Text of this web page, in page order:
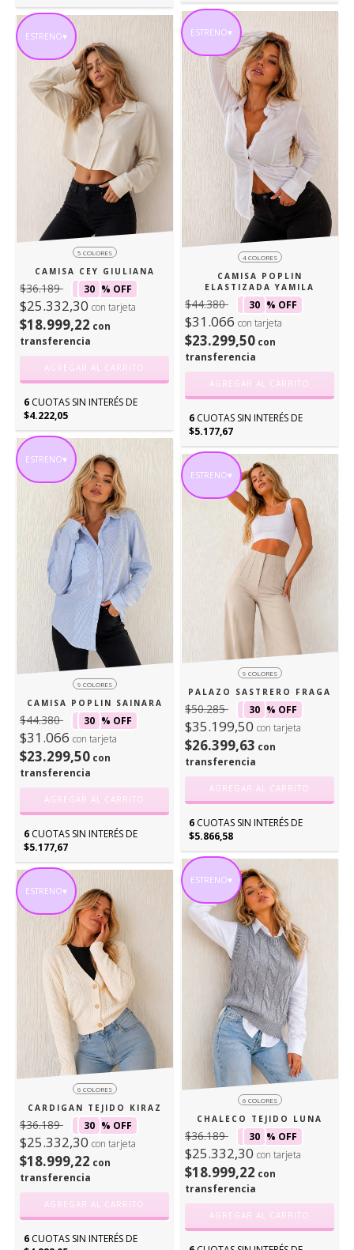
ESTRENO♥
5 COLORES
CAMISA CEY GIULIANA
$36.189 30 % OFF
$25.332,30 con tarjeta
$18.999,22 con
transferencia
AGREGAR AL CARRITO
6 CUOTAS SIN INTERÉS DE
$4.222,05
ESTRENO♥
4 COLORES
CAMISA POPLIN
ELASTIZADA YAMILA
$44.380 30 % OFF
$31.066 con tarjeta
$23.299,50 con
transferencia
AGREGAR AL CARRITO
6 CUOTAS SIN INTERÉS DE
$5.177,67
ESTRENO♥
9 COLORES
CAMISA POPLIN SAINARA
$44.380 30 % OFF
$31.066 con tarjeta
$23.299,50 con
transferencia
AGREGAR AL CARRITO
6 CUOTAS SIN INTERÉS DE
$5.177,67
ESTRENO♥
9 COLORES
PALAZO SASTRERO FRAGA
$50.285 30 % OFF
$35.199,50 con tarjeta
$26.399,63 con
transferencia
AGREGAR AL CARRITO
6 CUOTAS SIN INTERÉS DE
$5.866,58
ESTRENO♥
6 COLORES
CARDIGAN TEJIDO KIRAZ
$36.189 30 % OFF
$25.332,30 con tarjeta
$18.999,22 con
transferencia
AGREGAR AL CARRITO
6 CUOTAS SIN INTERÉS DE
ESTRENO♥
6 COLORES
CHALECO TEJIDO LUNA
$36.189 30 % OFF
$25.332,30 con tarjeta
$18.999,22 con
transferencia
AGREGAR AL CARRITO